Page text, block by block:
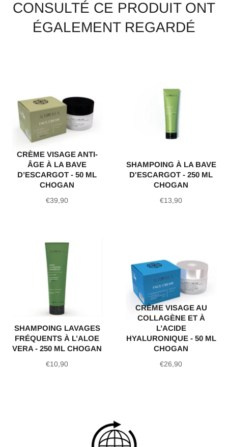
CONSULTÉ CE PRODUIT ONT
ÉGALEMENT REGARDÉ
CRÈME VISAGE ANTI-
ÂGE À LA BAVE
D’ESCARGOT - 50 ML
CHOGAN
Prix
€39,90
SHAMPOING À LA BAVE
D'ESCARGOT - 250 ML
CHOGAN
Prix
€13,90
SHAMPOING LAVAGES
FRÉQUENTS À L’ALOE
VERA - 250 ML CHOGAN
Prix
€10,90
CRÈME VISAGE AU
COLLAGÈNE ET À
L’ACIDE
HYALURONIQUE - 50 ML
CHOGAN
Prix
€26,90